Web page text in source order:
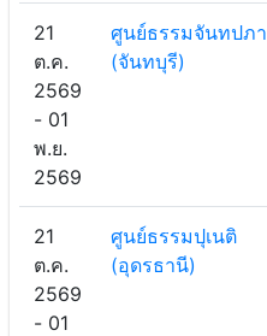
21
ต.ค.
2569
- 01
พ.ย.
2569
ศูนย์ธรรมจันทปภา
(จันทบุรี)
21
ต.ค.
2569
- 01
ศูนย์ธรรมปุเนติ
(อุดรธานี)